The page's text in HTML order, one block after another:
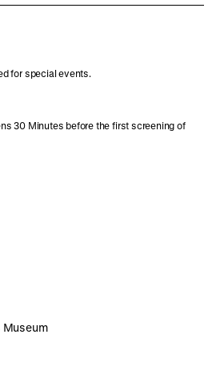
for special events.
30 Minutes before the first screening of
Museum